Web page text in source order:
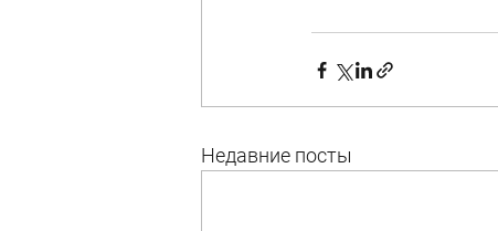
Недавние посты